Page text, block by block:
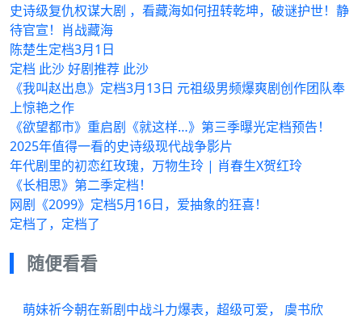
史诗级复仇权谋大剧 ，看藏海如何扭转乾坤，破谜护世！静
待官宣！肖战藏海
陈楚生定档3月1日
定档 此沙 好剧推荐 此沙
《我叫赵出息》定档3月13日 元祖级男频爆爽剧创作团队奉
上惊艳之作
《欲望都市》重启剧《就这样…》第三季曝光定档预告！
2025年值得一看的史诗级现代战争影片
年代剧里的初恋红玫瑰，万物生玲 | 肖春生X贺红玲
《长相思》第二季定档！
网剧《2099》定档5月16日，爱抽象的狂喜！
定档了，定档了
随便看看
萌妹祈今朝在新剧中战斗力爆表，超级可爱， 虞书欣